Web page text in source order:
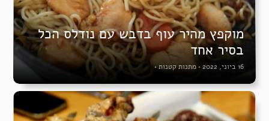
מוקפץ מהיר עוף בדבש עם נודלס הכל
בסיר אחד
16 ביוני, 2022 • מתנות קטנות•